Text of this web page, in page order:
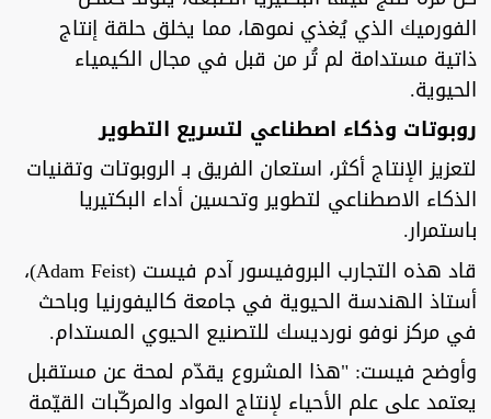
الفورميك الذي يُغذي نموها، مما يخلق حلقة إنتاج
ذاتية مستدامة لم تُر من قبل في مجال الكيمياء
الحيوية.
روبوتات وذكاء اصطناعي لتسريع التطوير
لتعزيز الإنتاج أكثر، استعان الفريق بـ الروبوتات وتقنيات
الذكاء الاصطناعي لتطوير وتحسين أداء البكتيريا
باستمرار.
قاد هذه التجارب البروفيسور آدم فيست (Adam Feist)،
أستاذ الهندسة الحيوية في جامعة كاليفورنيا وباحث
في مركز نوفو نورديسك للتصنيع الحيوي المستدام.
وأوضح فيست: "هذا المشروع يقدّم لمحة عن مستقبل
يعتمد على علم الأحياء لإنتاج المواد والمركّبات القيّمة